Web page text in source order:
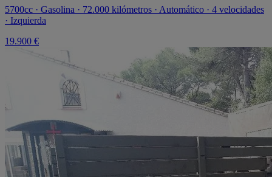
5700cc · Gasolina · 72.000 kilómetros · Automático · 4 velocidades
· Izquierda
19.900 €